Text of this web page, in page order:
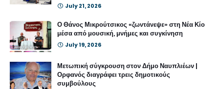
July 21, 2026
Ο Θάνος Μικρούτσικος «ζωντάνεψε» στη Νέα Κίο
μέσα από μουσική, μνήμες και συγκίνηση
July 19, 2026
Μετωπική σύγκρουση στον Δήμο Ναυπλιέων |
Ορφανός διαγράφει τρεις δημοτικούς
συμβούλους